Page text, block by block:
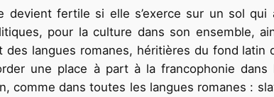
fertile si elle s’exerce sur un sol
pour la culture dans son ensemble,
des langues romanes, héritières du fond
une place à part à la francophonie
comme dans toutes les langues romanes :